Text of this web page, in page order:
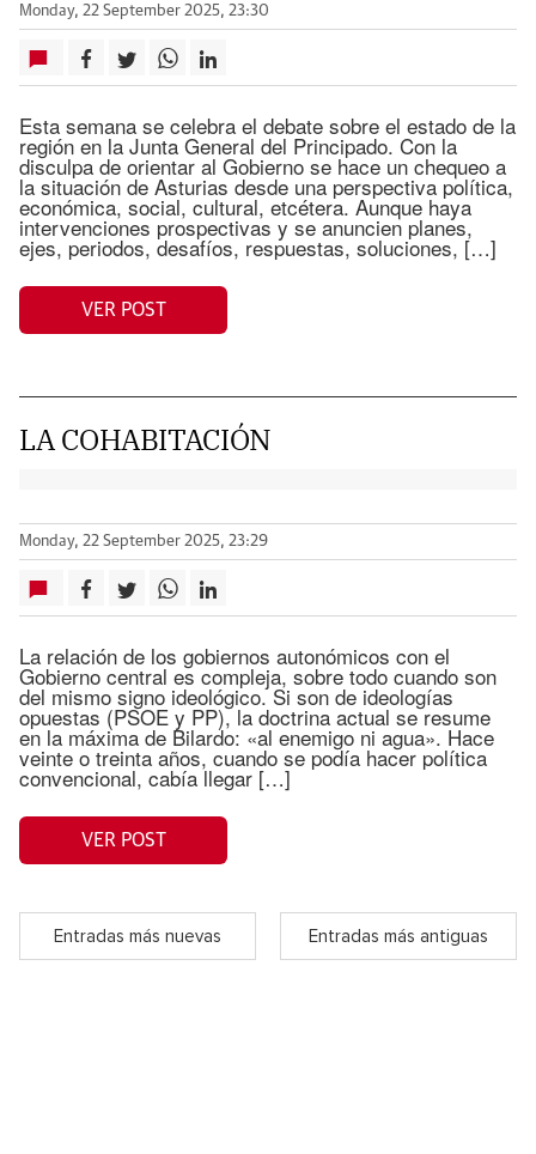
Monday, 22 September 2025, 23:30
Esta semana se celebra el debate sobre el estado de la
región en la Junta General del Principado. Con la
disculpa de orientar al Gobierno se hace un chequeo a
la situación de Asturias desde una perspectiva política,
económica, social, cultural, etcétera. Aunque haya
intervenciones prospectivas y se anuncien planes,
ejes, periodos, desafíos, respuestas, soluciones, […]
VER POST
LA COHABITACIÓN
Monday, 22 September 2025, 23:29
La relación de los gobiernos autonómicos con el
Gobierno central es compleja, sobre todo cuando son
del mismo signo ideológico. Si son de ideologías
opuestas (PSOE y PP), la doctrina actual se resume
en la máxima de Bilardo: «al enemigo ni agua». Hace
veinte o treinta años, cuando se podía hacer política
convencional, cabía llegar […]
VER POST
Entradas más nuevas Entradas más antiguas